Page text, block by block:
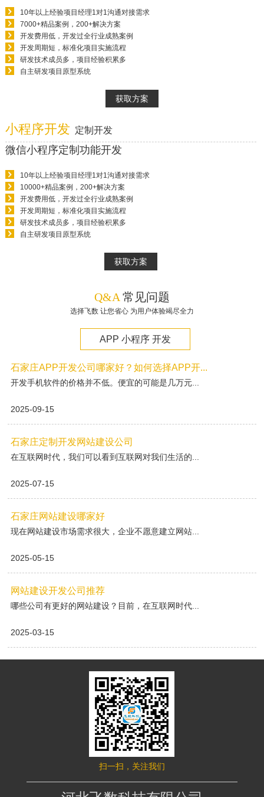
10年以上经验项目经理1对1沟通对接需求
7000+精品案例，200+解决方案
开发费用低，开发过全行业成熟案例
开发周期短，标准化项目实施流程
研发技术成员多，项目经验积累多
自主研发项目原型系统
获取方案
小程序开发 定制开发
微信小程序定制功能开发
10年以上经验项目经理1对1沟通对接需求
10000+精品案例，200+解决方案
开发费用低，开发过全行业成熟案例
开发周期短，标准化项目实施流程
研发技术成员多，项目经验积累多
自主研发项目原型系统
获取方案
Q&A 常见问题
选择飞数 让您省心 为用户体验竭尽全力
APP 小程序 开发
石家庄APP开发公司哪家好？如何选择APP开...
开发手机软件的价格并不低。便宜的可能是几万元...
2025-09-15
石家庄定制开发网站建设公司
在互联网时代，我们可以看到互联网对我们生活的...
2025-07-15
石家庄网站建设哪家好
现在网站建设市场需求很大，企业不愿意建立网站...
2025-05-15
网站建设开发公司推荐
哪些公司有更好的网站建设？目前，在互联网时代...
2025-03-15
扫一扫，关注我们